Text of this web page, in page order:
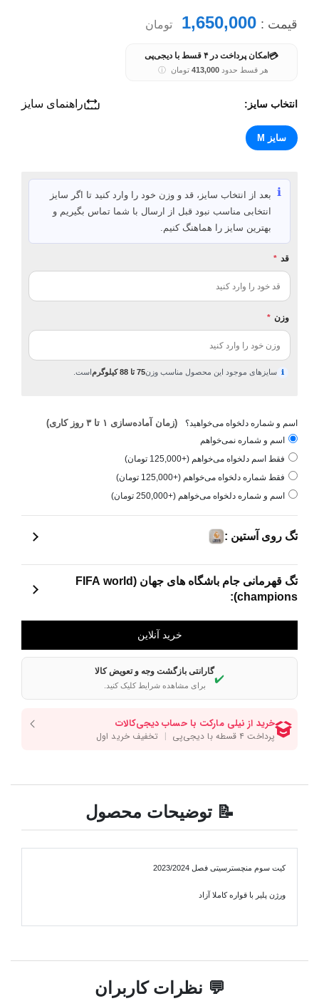
قیمت : 1,650,000 تومان
💳 امکان پرداخت در ۴ قسط با دیجی‌پی
هر قسط حدود413,000 تومان ⓘ
انتخاب سایز: راهنمای سایز
سایز M
ℹ️ بعد از انتخاب سایز، قد و وزن خود را وارد کنید تا اگر سایز
انتخابی مناسب نبود قبل از ارسال با شما تماس بگیریم و
بهترین سایز را هماهنگ کنیم.
قد *
وزن *
ℹ سایزهای موجود این محصول مناسب وزن75 تا 88 کیلوگرم است.
اسم و شماره دلخواه می‌خواهید؟ (زمان آماده‌سازی ۱ تا ۳ روز کاری)
اسم و شماره نمی‌خواهم
فقط اسم دلخواه می‌خواهم (+125,000 تومان)
فقط شماره دلخواه می‌خواهم (+125,000 تومان)
اسم و شماره دلخواه می‌خواهم (+250,000 تومان)
تگ روی آستین :
تگ قهرمانی جام باشگاه های جهان (FIFA world
champions):
✔️
گارانتی بازگشت وجه و تعویض کالا
برای مشاهده شرایط کلیک کنید.
📝 توضیحات محصول
کیت سوم منچسترسیتی فصل 2023/2024
ورژن پلیر با قواره کاملا آزاد
💬 نظرات کاربران